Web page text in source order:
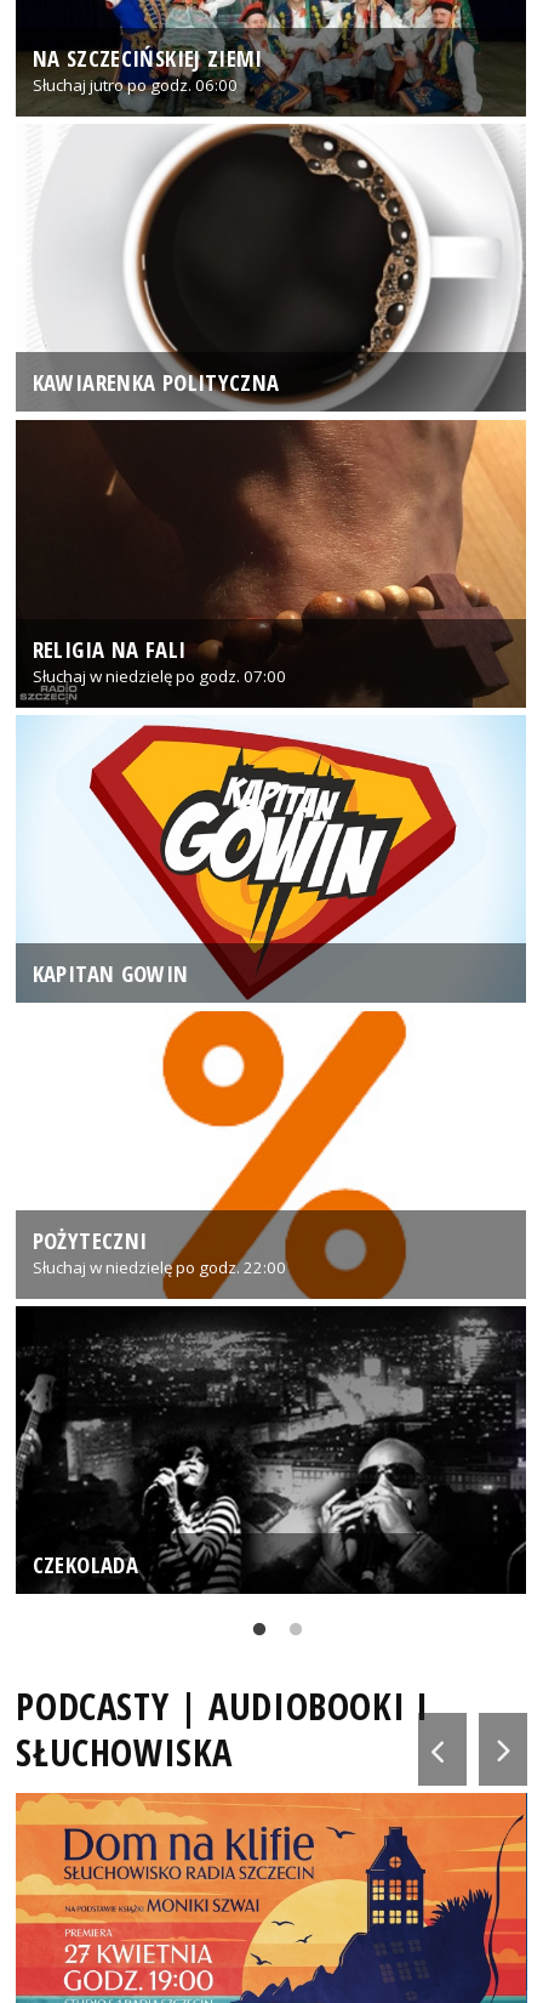
NA SZCZECIŃSKIEJ ZIEMI
Słuchaj jutro po godz. 06:00
KAWIARENKA POLITYCZNA
RELIGIA NA FALI
Słuchaj w niedzielę po godz. 07:00
KAPITAN GOWIN
POŻYTECZNI
Słuchaj w niedzielę po godz. 22:00
CZEKOLADA
PODCASTY | AUDIOBOOKI I
SŁUCHOWISKA